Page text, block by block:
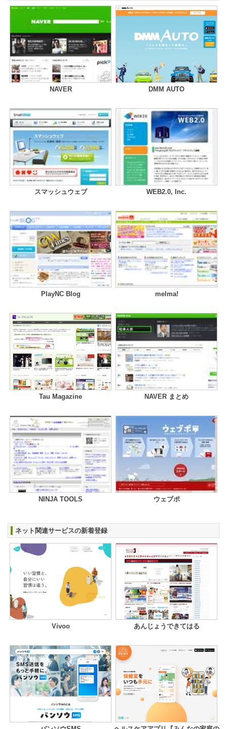
NAVER DMM AUTO
スマッシュウェブ WEB2.0, Inc.
PlayNC Blog melma!
Tau Magazine NAVER まとめ
NINJA TOOLS ウェブポ
ネット関連サービスの新着登録
Vivoo あんじょうできてはる